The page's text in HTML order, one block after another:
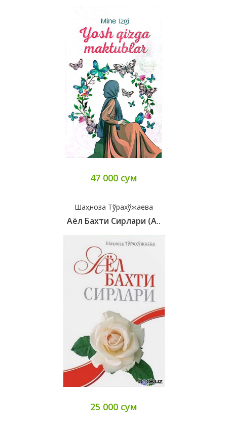
47 000 сум
Шаҳноза Тўрахўжаева
Аёл Бахти Сирлари (А..
25 000 сум